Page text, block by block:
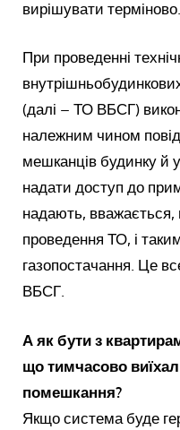
вирішувати терміново.
При проведенні
(далі – ТО ВБСГ)
належним чином
мешканців будинку й
надати доступ до
надають,
проведення ТО, і
газопостачання. Це
ВБСГ.
А як бути з
що тимчасово
помешкання?
Якщо система буде